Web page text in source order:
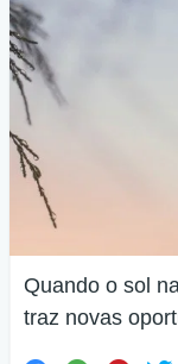
Quando o sol
traz novas